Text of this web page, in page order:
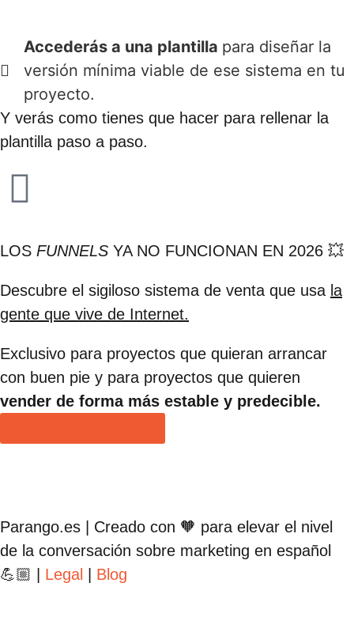
Accederás a una plantilla para diseñar la
versión mínima viable de ese sistema en tu
proyecto.
Y verás como tienes que hacer para rellenar la
plantilla paso a paso.​
LOS FUNNELS YA NO FUNCIONAN EN 2026 💥
Descubre el sigiloso sistema de venta que usa la
gente que vive de Internet.
Exclusivo para proyectos que quieran arrancar
con buen pie y para proyectos que quieren
vender de forma más estable y predecible.
Parango.es | Creado con 🧡 para elevar el nivel
de la conversación sobre marketing en español
💪🏼 | Legal Blog